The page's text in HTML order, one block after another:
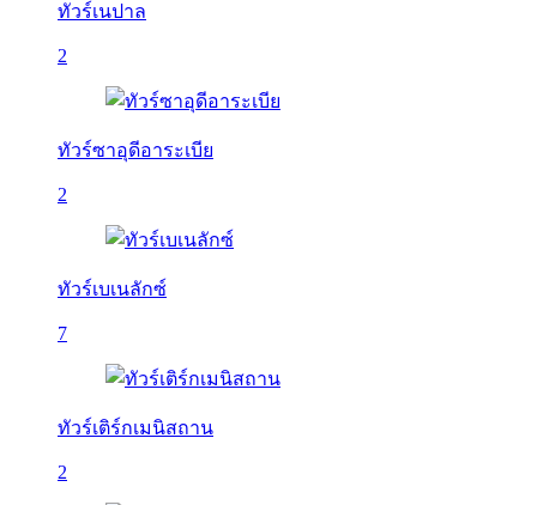
ทัวร์เนปาล
2
ทัวร์ซาอุดีอาระเบีย
2
ทัวร์เบเนลักซ์
7
ทัวร์เติร์กเมนิสถาน
2